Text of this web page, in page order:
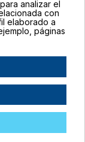
analizar el
con
elaborado a
páginas